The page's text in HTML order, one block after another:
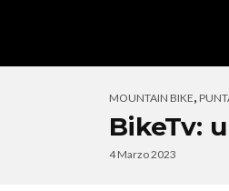
MOUNTAIN BIKE,
BikeTv:
4 Marzo 2023